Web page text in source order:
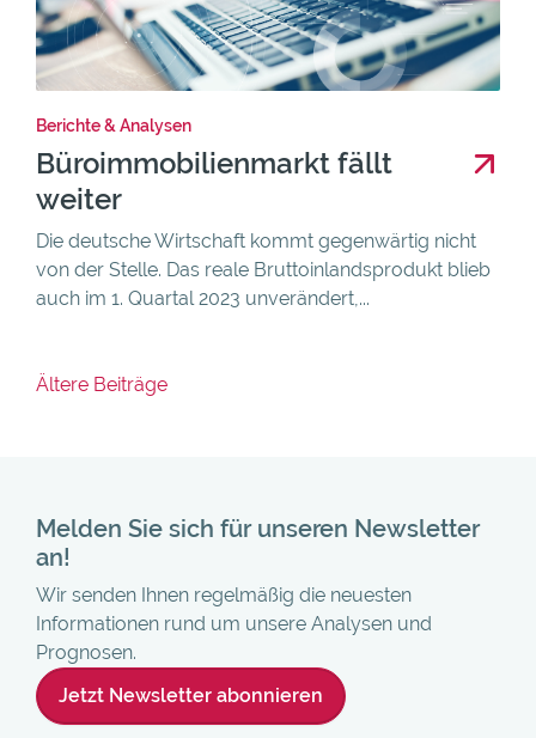
Berichte & Analysen
Büroimmobilienmarkt fällt
weiter
Die deutsche Wirtschaft kommt gegenwärtig nicht
von der Stelle. Das reale Bruttoinlandsprodukt blieb
auch im 1. Quartal 2023 unverändert,...
Beitragsnavigation
Ältere Beiträge
Melden Sie sich für unseren Newsletter
an!
Wir senden Ihnen regelmäßig die neuesten
Informationen rund um unsere Analysen und
Prognosen.
Jetzt Newsletter abonnieren